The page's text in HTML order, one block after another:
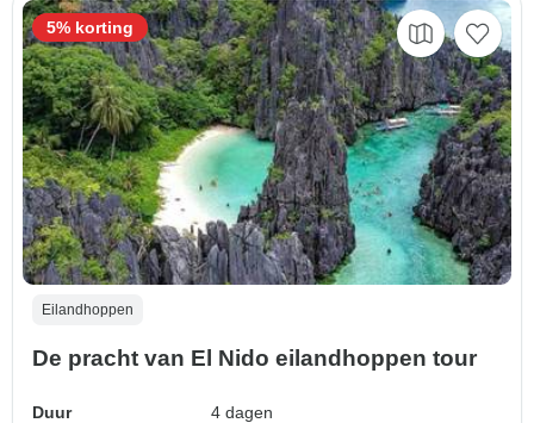
Eilandhoppen
De pracht van El Nido eilandhoppen tour
Duur
4 dagen
5% korting